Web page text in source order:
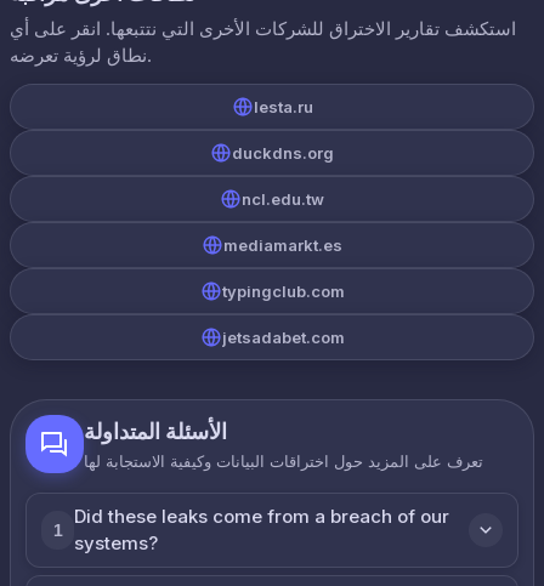
استكشف تقارير الاختراق للشركات الأخرى التي نتتبعها. انقر على أي
نطاق لرؤية تعرضه.
lesta.ru
duckdns.org
ncl.edu.tw
mediamarkt.es
typingclub.com
jetsadabet.com
الأسئلة المتداولة
تعرف على المزيد حول اختراقات البيانات وكيفية الاستجابة لها
1
Did these leaks come from a breach of our
systems?